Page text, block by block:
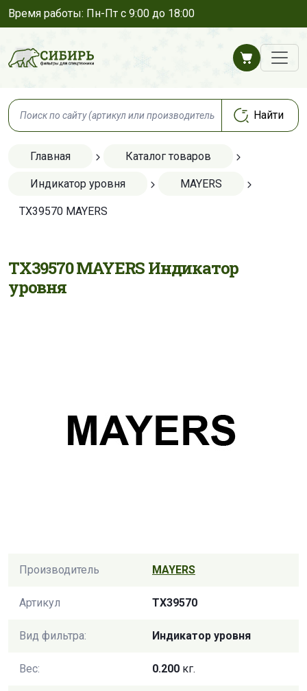
Время работы: Пн-Пт с 9:00 до 18:00
Главная Каталог товаров
Индикатор уровня MAYERS
TX39570 MAYERS
TX39570 MAYERS Индикатор
уровня
Производитель MAYERS
Артикул TX39570
Вид фильтра: Индикатор уровня
Вес: 0.200 кг.